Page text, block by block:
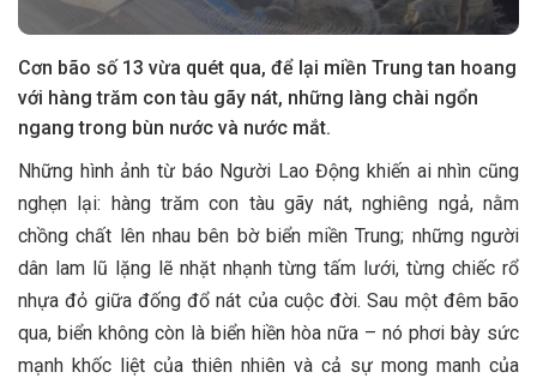
Cơn bão số 13 vừa quét qua, để lại miền Trung tan hoang
với hàng trăm con tàu gãy nát, những làng chài ngổn
ngang trong bùn nước và nước mắt.
Những hình ảnh từ báo Người Lao Động khiến ai nhìn cũng
nghẹn lại: hàng trăm con tàu gãy nát, nghiêng ngả, nằm
chồng chất lên nhau bên bờ biển miền Trung; những người
dân lam lũ lặng lẽ nhặt nhạnh từng tấm lưới, từng chiếc rổ
nhựa đỏ giữa đống đổ nát của cuộc đời. Sau một đêm bão
qua, biển không còn là biển hiền hòa nữa – nó phơi bày sức
mạnh khốc liệt của thiên nhiên và cả sự mong manh của